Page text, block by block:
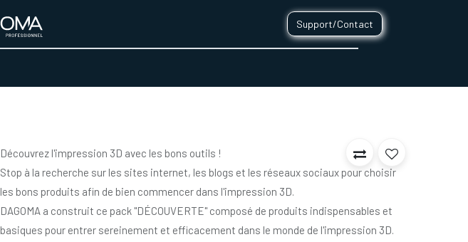
Support/Contact
Découvrez l'impression 3D avec les bons outils !
Stop à la recherche sur les sites internet, les blogs et les réseaux sociaux pour choisir
les bons produits afin de bien commencer dans l'impression 3D.
DAGOMA a construit ce pack "DÉCOUVERTE" composé de produits indispensables et
basiques pour entrer sereinement et efficacement dans le monde de l'impression 3D.